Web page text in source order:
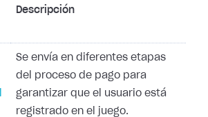
Descripción
Se envía en diferentes etapas
del proceso de pago para
garantizar que el usuario está
registrado en el juego.